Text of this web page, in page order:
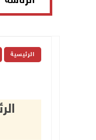
الرئيسية